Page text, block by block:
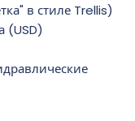
в стиле Trellis)
(USD)